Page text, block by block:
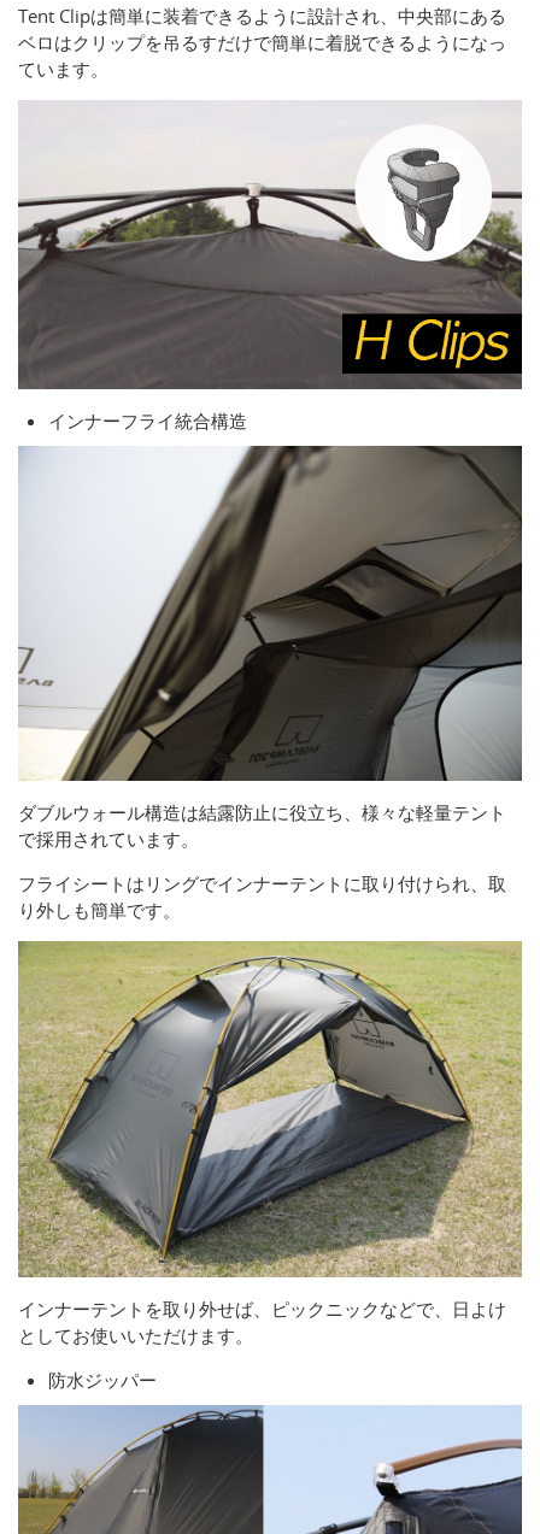
Tent Clipは簡単に装着できるように設計され、中央部にある
ベロはクリップを吊るすだけで簡単に着脱できるようになっ
ています。
インナーフライ統合構造
ダブルウォール構造は結露防止に役立ち、様々な軽量テント
で採用されています。
フライシートはリングでインナーテントに取り付けられ、取
り外しも簡単です。
インナーテントを取り外せば、ピックニックなどで、日よけ
としてお使いいただけます。
防水ジッパー